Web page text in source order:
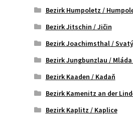
Bezirk Humpoletz /
Bezirk Jitschin / Jičin
Bezirk Joachimsthal /
Bezirk Jungbunzlau /
Bezirk Kaaden / Kadaň
Bezirk Kamenitz an der
Bezirk Kaplitz / Kaplice